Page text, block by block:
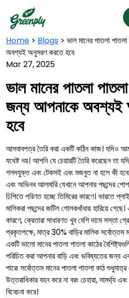
Home > Blogs > ভাল মানের পাতলা
অবশ্যই অনুসরণ করতে হবে
Mar 27, 2025
ভাল মানের পাতলা
জন্য আপনাকে অবশ্যই
হবে
আসবাবপত্র তৈরি করা একটি কঠিন কাজ। যদিও
যথেষ্ট নয়। আপনি যে চেয়ারটি তৈরি করেছেন তা
গলদযুক্ত এবং টেকসই এবং মজবুত না হলে কী
এবং অভিনব আলমারি যেখানে আপনার পছন্দের
ঢিপিতে পরিণত হচ্ছে তিমিরের কারণে। ভারতে
মালিকরা পছন্দের জটিল গোলকধাঁধায় হারিয়ে
কারণে, ক্রেতারা সাধারণত খুব বেশি দামে সস্তা
প্রকৃতপক্ষে, মাত্র 30% বাড়ির মালিক সর্বোত্তম
একটি ভালো মানের পাতলা পাতলা কাঠের
পরিচিত করা আপনার বাড়ি এবং ভবিষ্যতের জন্য
পারে৷ সর্বোত্তম মানের পাতলা পাতলা কাঠ শুধুমাত্র
উত্তরাধিকার বহন করে না বরং চেহারা, সামর্থ্য
বিবেচনা করে।